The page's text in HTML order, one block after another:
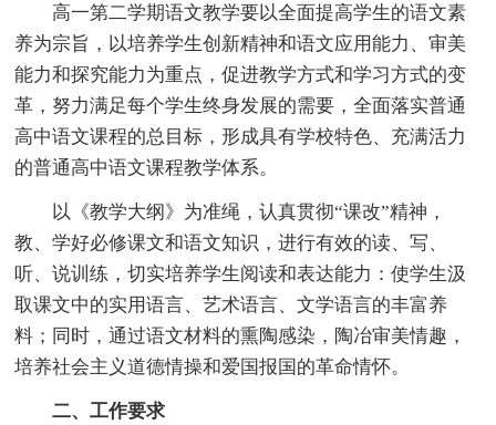
高一第二学期语文教学要以全面提高学生的语文素
养为宗旨，以培养学生创新精神和语文应用能力、审美
能力和探究能力为重点，促进教学方式和学习方式的变
革，努力满足每个学生终身发展的需要，全面落实普通
高中语文课程的总目标，形成具有学校特色、充满活力
的普通高中语文课程教学体系。
以《教学大纲》为准绳，认真贯彻“课改”精神，
教、学好必修课文和语文知识，进行有效的读、写、
听、说训练，切实培养学生阅读和表达能力：使学生汲
取课文中的实用语言、艺术语言、文学语言的丰富养
料；同时，通过语文材料的熏陶感染，陶冶审美情趣，
培养社会主义道德情操和爱国报国的革命情怀。
二、工作要求